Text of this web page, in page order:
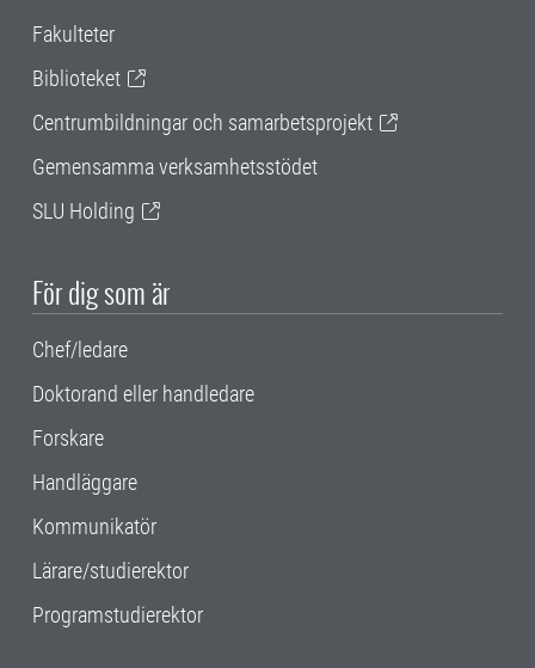
Fakulteter
Biblioteket
Centrumbildningar och samarbetsprojekt
Gemensamma verksamhetsstödet
SLU Holding
För dig som är
Chef/ledare
Doktorand eller handledare
Forskare
Handläggare
Kommunikatör
Lärare/studierektor
Programstudierektor